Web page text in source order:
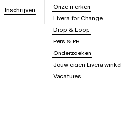
Inschrijven
Onze merken
Livera for Change
Drop & Loop
Pers & PR
Onderzoeken
Jouw eigen Livera winkel
Vacatures